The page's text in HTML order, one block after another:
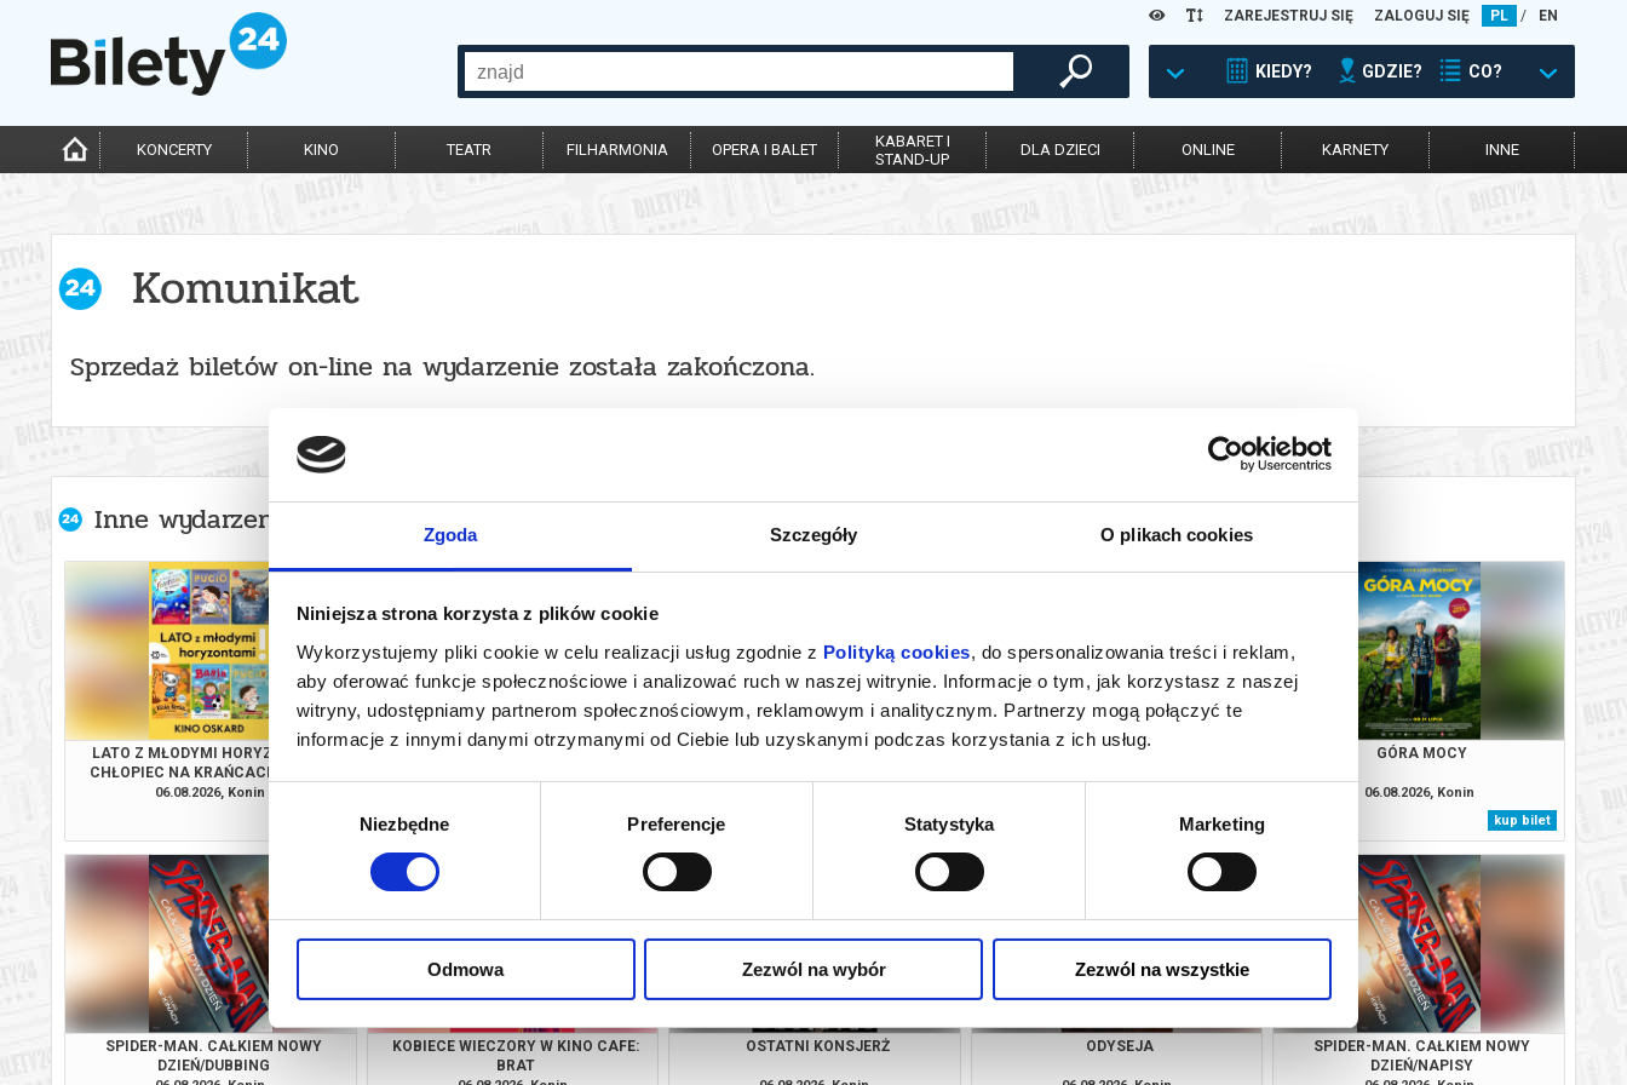
Zgoda Szczegóły O plikach cookies
Niniejsza strona korzysta z plików cookie
Wykorzystujemy pliki cookie w celu realizacji usług zgodnie z Polityką cookies, do spersonalizowania treści i reklam,
aby oferować funkcje społecznościowe i analizować ruch w naszej witrynie. Informacje o tym, jak korzystasz z naszej
witryny, udostępniamy partnerom społecznościowym, reklamowym i analitycznym. Partnerzy mogą połączyć te
informacje z innymi danymi otrzymanymi od Ciebie lub uzyskanymi podczas korzystania z ich usług.
Niezbędne Preferencje Statystyka Marketing
Odmowa Zezwól na wybór Zezwól na wszystkie
ZAREJESTRUJ SIĘ ZALOGUJ SIĘ PL / EN
KIEDY? GDZIE? CO?
KONCERTY KINO TEATR FILHARMONIA OPERA I BALET
KABARET I
STAND-UP
DLA DZIECI ONLINE KARNETY INNE
Komunikat
Sprzedaż biletów on-line na wydarzenie została zakończona.
Inne wydarzenia organizatora
LATO Z MŁODYMI HORYZONTAMI:
CHŁOPIEC NA KRAŃCACH ŚWIATA
06.08.2026, Konin
EKIPA ZWIERZAKÓW
kup bilet
MŁODY WASZYNGTON/KINO CAFE
kup bilet
HAFT SNUTKOWY – TRADYCJA W
info
GÓRA MOCY
06.08.2026, Konin
kup bilet
SPIDER-MAN. CAŁKIEM NOWY
DZIEŃ/DUBBING
KOBIECE WIECZORY W KINO CAFE:
BRAT
OSTATNI KONSJERŻ ODYSEJA
SPIDER-MAN. CAŁKIEM NOWY
DZIEŃ/NAPISY